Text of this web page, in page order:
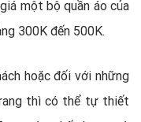
một bộ quần áo của
300K đến 500K.
hoặc đối với những
thì có thể tự thiết